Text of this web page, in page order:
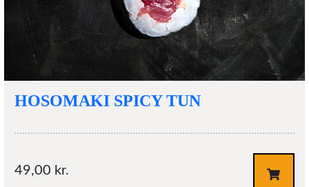
HOSOMAKI SPICY TUN
49,00 kr.